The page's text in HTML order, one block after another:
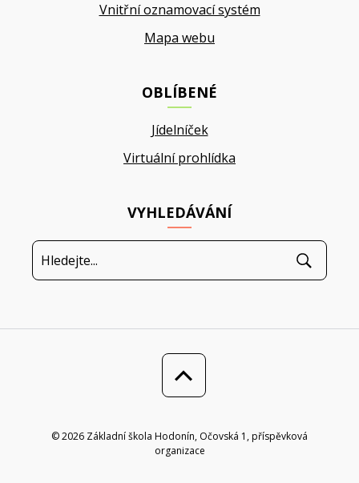
Vnitřní oznamovací systém
Mapa webu
OBLÍBENÉ
Jídelníček
Virtuální prohlídka
VYHLEDÁVÁNÍ
© 2026 Základní škola Hodonín, Očovská 1, příspěvková
organizace